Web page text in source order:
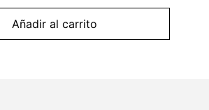
Añadir al carrito